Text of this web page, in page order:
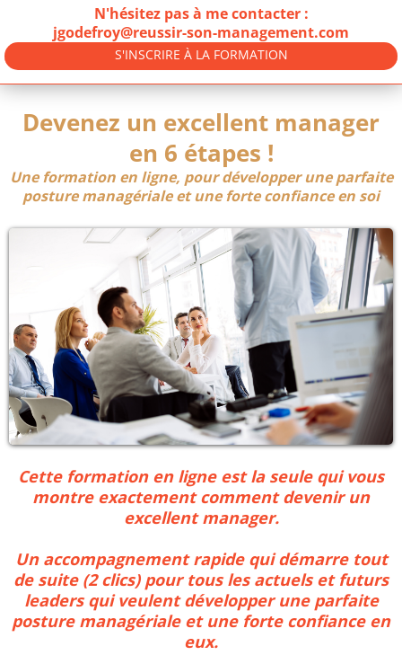
N'hésitez pas à me contacter :
jgodefroy@reussir-son-management.com
S'INSCRIRE À LA FORMATION
Devenez un excellent manager
en 6 étapes !
Une formation en ligne, pour développer une parfaite
posture managériale et une forte confiance en soi
Cette formation en ligne est la seule qui vous
montre exactement comment devenir un
excellent manager.
Un accompagnement rapide qui démarre tout
de suite (2 clics) pour tous les actuels et futurs
leaders qui veulent développer une parfaite
posture managériale et une forte confiance en
eux.